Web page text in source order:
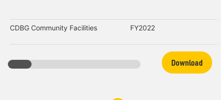
CDBG Community Facilities FY2022
Download